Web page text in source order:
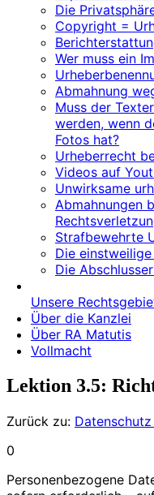
Die
Copyright =
Wer muss ein
Abmahnung
Muss der
werden, wenn
Fotos hat?
Urheberrecht
Videos auf
Unwirksame
Abmahnungen
Strafbewehrte
Die
Die
Unsere
Über die Kanzlei
Über RA Matutis
Vollmacht
Lektion 3.5:
Zurück zu:
0
Personenbezogene